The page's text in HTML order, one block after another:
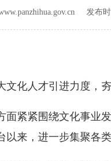
发布
化人才引进力度，夯
紧围绕文化事业发
以来，进一步集聚各